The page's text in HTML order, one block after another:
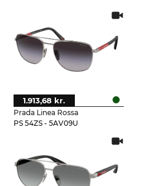
Prada Linea Rossa
PS 54ZS - 5AV09U
1.913,68 kr.